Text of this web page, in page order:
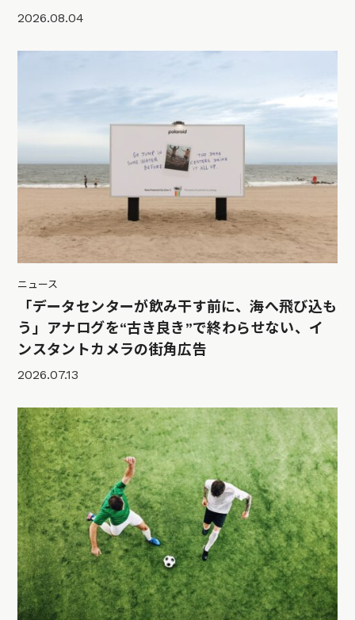
2026.08.04
ニュース
「データセンターが飲み干す前に、海へ飛び込も
う」アナログを“古き良き”で終わらせない、イ
ンスタントカメラの街角広告
2026.07.13